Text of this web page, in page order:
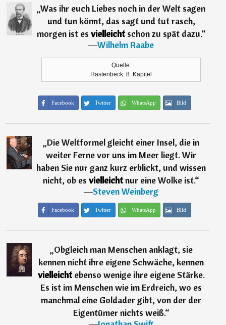
„Was ihr euch Liebes noch in der Welt sagen
und tun könnt, das sagt und tut rasch,
morgen ist es vielleichtschon zu spät dazu.“
―Wilhelm Raabe
Quelle:
Hastenbeck. 8. Kapitel
Facebook Twitter WhatsApp Bild
„Die Weltformel gleicht einer Insel, die in
weiter Ferne vor uns im Meer liegt. Wir
haben Sie nur ganz kurz erblickt, und wissen
nicht, ob es vielleichtnur eine Wolke ist.“
―Steven Weinberg
Facebook Twitter WhatsApp Bild
„Obgleich man Menschen anklagt, sie
kennen nicht ihre eigene Schwäche, kennen
vielleichtebenso wenige ihre eigene Stärke.
Es ist im Menschen wie im Erdreich, wo es
manchmal eine Goldader gibt, von der der
Eigentümer nichts weiß.“